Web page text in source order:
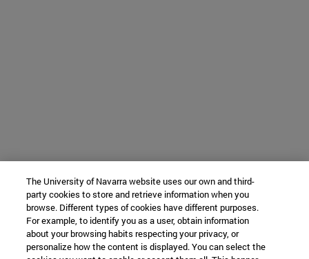
The University of Navarra website uses our own and third-
party cookies to store and retrieve information when you
browse. Different types of cookies have different purposes.
For example, to identify you as a user, obtain information
about your browsing habits respecting your privacy, or
personalize how the content is displayed. You can select the